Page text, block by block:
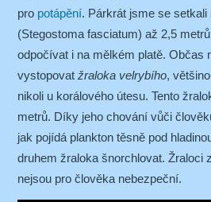
pro potápění. Párkrát jsme se setkali
(Stegostoma fasciatum) až 2,5
odpočívat i na mělkém platě. Občas
vystopovat žraloka velrybího,
nikoli u korálového útesu. Tento
metrů. Díky jeho chování vůči
jak pojídá plankton těsně pod
druhem žraloka šnorchlovat. Žraloci
nejsou pro člověka nebezpeční.